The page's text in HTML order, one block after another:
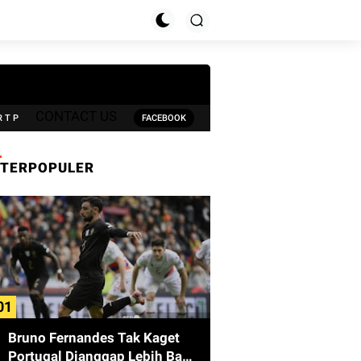
T P FACEBOOK
TERPOPULER
Bruno Fernandes Tak Kaget
Portugal Dianggap Lebih Baik